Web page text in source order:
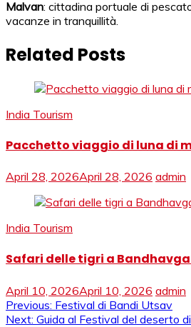
Malvan: cittadina portuale di
vacanze in tranquillità.
Related Posts
India Tourism
Pacchetto viaggio di luna di
April 28, 2026April 28, 2026 admin
India Tourism
Safari delle tigri a
April 10, 2026April 10, 2026 admin
Post
Previous: Festival di Bandi Utsav
Next: Guida al Festival del deserto